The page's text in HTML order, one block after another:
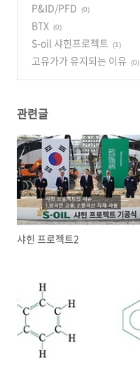
P&ID/PFD (0)
BTX (0)
S-oil 샤힌프로젝트 (1)
고유가가 유지되는 이유 (0)
관련글
샤힌 프로젝트2